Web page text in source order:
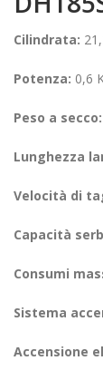
Cilindrata:
Potenza: 0,6
Peso a secco:
Lunghezza
Velocità di
Capacità
Consumi
Sistema
Accensione